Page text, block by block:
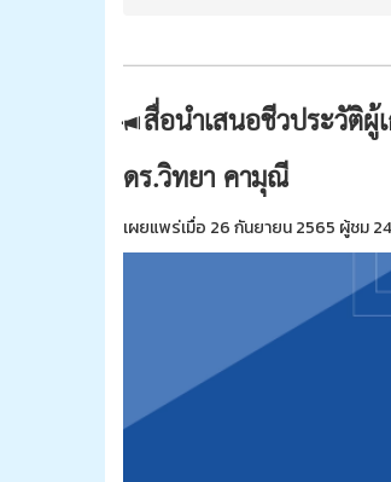
สื่อนำเสนอชีวประวัติผู้
ดร.วิทยา คามุณี
เผยแพร่เมื่อ 26 กันยายน 2565 ผู้ชม